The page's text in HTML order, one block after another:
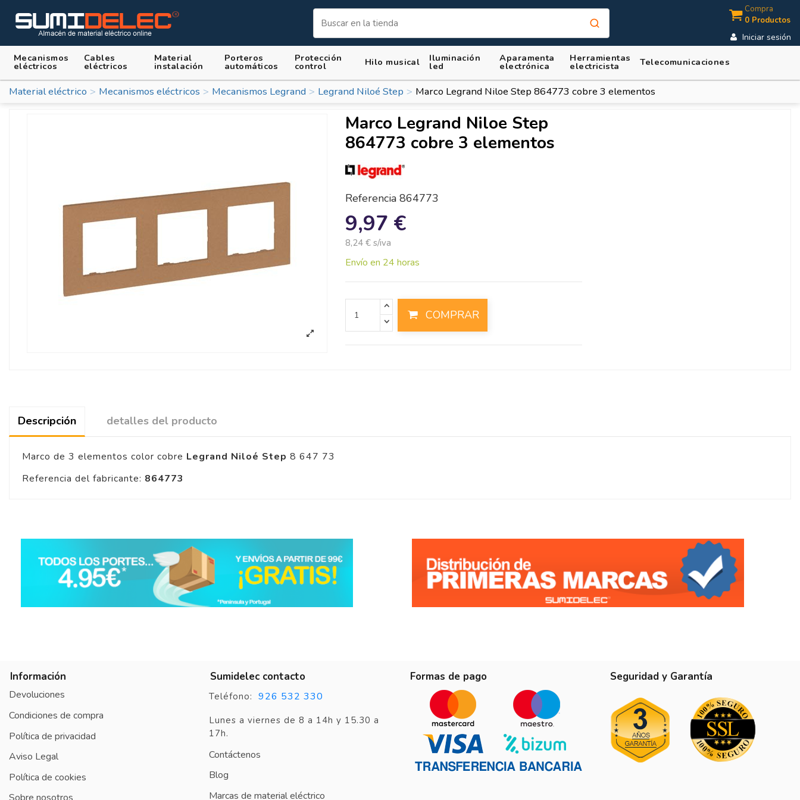
Compra
0 Productos
Iniciar sesión
Mecanismos
eléctricos
Cables
eléctricos
Material
instalación
Porteros
automáticos
Protección
control Hilo musical Iluminación
led
Aparamenta
electrónica
Herramientas
electricista Telecomunicaciones
Material eléctrico Mecanismos eléctricos Mecanismos Legrand Legrand Niloé Step Marco Legrand Niloe Step 864773 cobre 3 elementos
Marco Legrand Niloe Step
864773 cobre 3 elementos
Referencia 864773
9,97 €
8,24 € s/iva
Envío en 24 horas
COMPRAR
Descripción detalles del producto
Marco de 3 elementos color cobre Legrand Niloé Step 8 647 73
Referencia del fabricante: 864773
Información
Devoluciones
Condiciones de compra
Política de privacidad
Aviso Legal
Política de cookies
Sumidelec contacto
Teléfono: 926 532 330
Lunes a viernes de 8 a 14h y 15.30 a
17h.
Contáctenos
Blog
Marcas de material eléctrico
Formas de pago Seguridad y Garantía